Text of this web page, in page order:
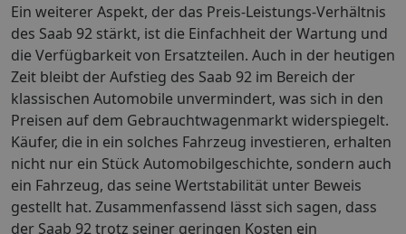
Ein weiterer Aspekt, der das Preis-Leistungs-Verhältnis
des Saab 92 stärkt, ist die Einfachheit der Wartung und
die Verfügbarkeit von Ersatzteilen. Auch in der heutigen
Zeit bleibt der Aufstieg des Saab 92 im Bereich der
klassischen Automobile unvermindert, was sich in den
Preisen auf dem Gebrauchtwagenmarkt widerspiegelt.
Käufer, die in ein solches Fahrzeug investieren, erhalten
nicht nur ein Stück Automobilgeschichte, sondern auch
ein Fahrzeug, das seine Wertstabilität unter Beweis
gestellt hat. Zusammenfassend lässt sich sagen, dass
der Saab 92 trotz seiner geringen Kosten ein